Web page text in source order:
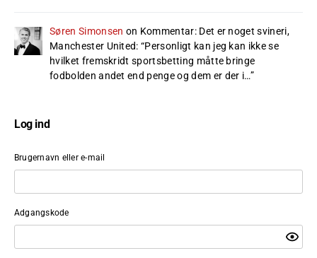
Søren Simonsen on Kommentar: Det er noget svineri,
Manchester United: “Personligt kan jeg kan ikke se
hvilket fremskridt sportsbetting måtte bringe
fodbolden andet end penge og dem er der i…”
Log ind
Brugernavn eller e-mail
Adgangskode